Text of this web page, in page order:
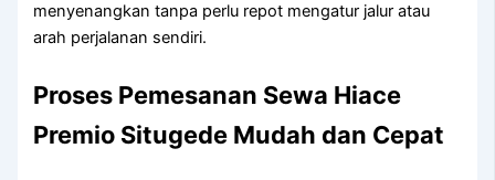
menyenangkan tanpa perlu repot mengatur jalur atau
arah perjalanan sendiri.
Proses Pemesanan Sewa Hiace
Premio Situgede Mudah dan Cepat